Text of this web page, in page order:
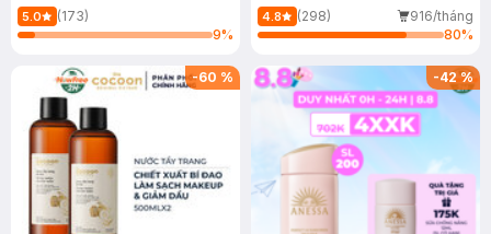
150ml
5.0
(173)
9%
4.8 (298)
916/tháng
80%
-60 % -42%